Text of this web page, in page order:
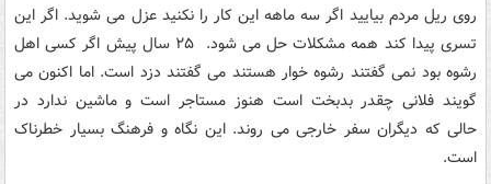
روی ریل مردم بیایید اگر سه ماهه این کار را نکنید عزل می شوید. اگر این
تسری پیدا کند همه مشکلات حل می شود. ۲۵ سال پیش اگر کسی اهل
رشوه بود نمی گفتند رشوه خوار هستند می گفتند دزد است. اما اکنون می
گویند فلانی چقدر بدبخت است هنوز مستاجر است و ماشین ندارد در
حالی که دیگران سفر خارجی می روند. این نگاه و فرهنگ بسیار خطرناک
است.